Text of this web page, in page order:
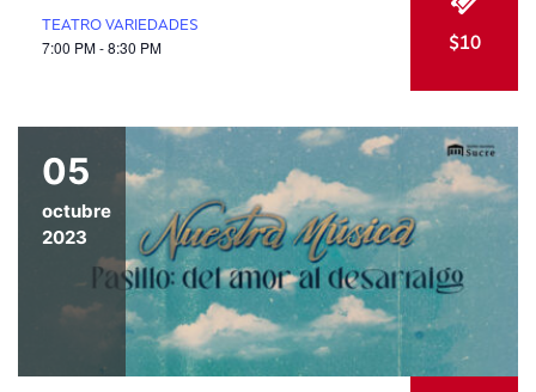
TEATRO VARIEDADES
7:00 PM - 8:30 PM $10
05
octubre
2023